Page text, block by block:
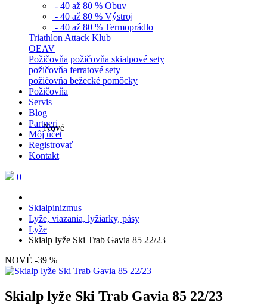
- 40 až 80 % Obuv
- 40 až 80 % Výstroj
- 40 až 80 % Termoprádlo
Triathlon Attack Klub
OEAV
Požičovňa požičovňa skialpové sety
požičovňa ferratové sety
požičovňa bežecké pomôcky
Požičovňa
Servis
Blog
Nové
Partneri
Môj účet
Registrovať
Kontakt
0
Skialpinizmus
Lyže, viazania, lyžiarky, pásy
Lyže
Skialp lyže Ski Trab Gavia 85 22/23
NOVÉ -39 %
Skialp lyže Ski Trab Gavia 85 22/23